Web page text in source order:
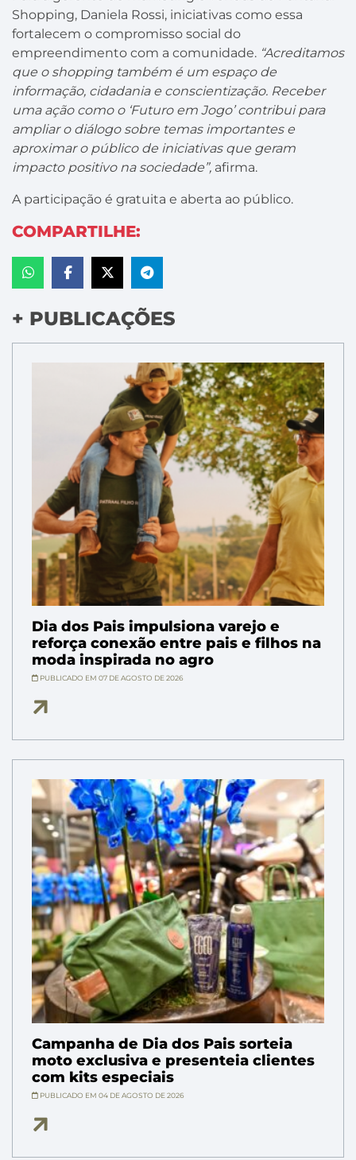
Shopping, Daniela Rossi, iniciativas como essa
fortalecem o compromisso social do
empreendimento com a comunidade. “Acreditamos
que o shopping também é um espaço de
informação, cidadania e conscientização. Receber
uma ação como o ‘Futuro em Jogo’ contribui para
ampliar o diálogo sobre temas importantes e
aproximar o público de iniciativas que geram
impacto positivo na sociedade”, afirma.
A participação é gratuita e aberta ao público.
COMPARTILHE:
+ PUBLICAÇÕES
Dia dos Pais impulsiona varejo e
reforça conexão entre pais e filhos na
moda inspirada no agro
PUBLICADO EM 07 DE AGOSTO DE 2026
Campanha de Dia dos Pais sorteia
moto exclusiva e presenteia clientes
com kits especiais
PUBLICADO EM 04 DE AGOSTO DE 2026